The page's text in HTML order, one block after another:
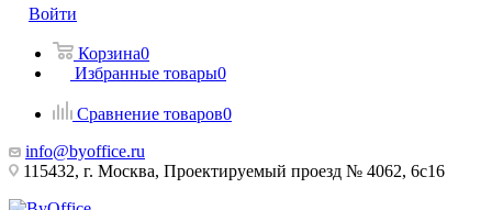
Войти
Корзина0
Избранные товары0
Сравнение товаров0
info@byoffice.ru
115432, г. Москва, Проектируемый проезд № 4062, 6с16